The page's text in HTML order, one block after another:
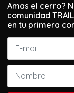
Amas el cerro?
comunidad
en tu primera